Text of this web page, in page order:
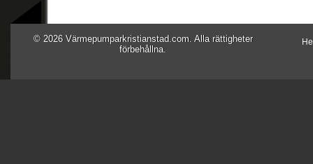
© 2026 Värmepumparkristianstad.com. Alla rättigheter
förbehållna.